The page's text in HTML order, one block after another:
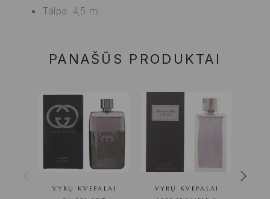
Talpa: 4,5 ml
PANAŠŪS PRODUKTAI
VYRŲ KVEPALAI
VYRŲ KVEPALAI